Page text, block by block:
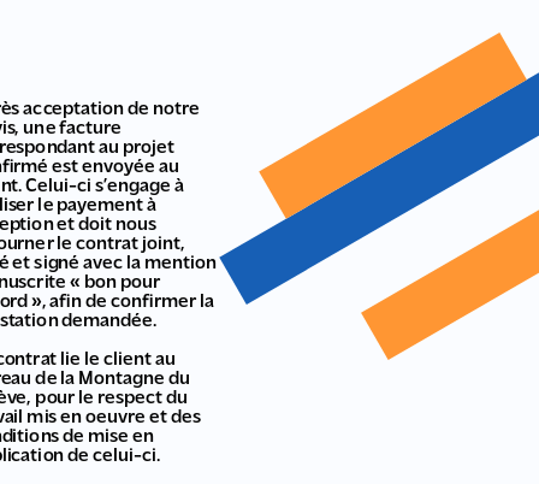
acceptation de notre
une facture
au projet
est envoyée au
Celui-ci s’engage à
le payement à
et doit nous
le contrat joint,
et signé avec la mention
« bon pour
», afin de confirmer la
demandée.
lie le client au
de la Montagne du
pour le respect du
mis en oeuvre et des
de mise en
de celui-ci.